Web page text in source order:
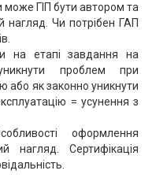
може ГІП бути автором та
нагляд. Чи потрібен ГАП
на етапі завдання на
проблем при
або як законно уникнути
= усунення з
оформлення
нагляд. Сертифікація